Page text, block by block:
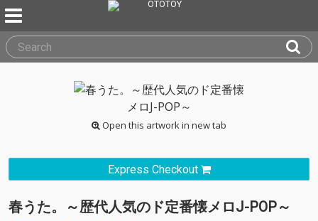
Open this artwork in new tab
Express Checkout
春うた。～歴代人気のド定番懐メロJ-POP～